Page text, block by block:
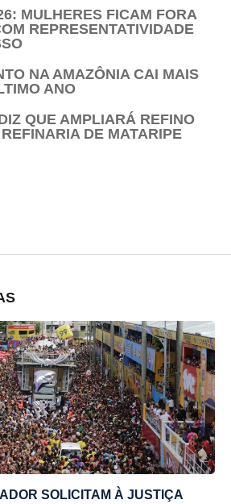
MULHERES FICAM FORA
REPRESENTATIVIDADE
NA AMAZÔNIA CAI MAIS
ANO
QUE AMPLIARÁ REFINO
DE MATARIPE
SOLICITAM À JUSTIÇA